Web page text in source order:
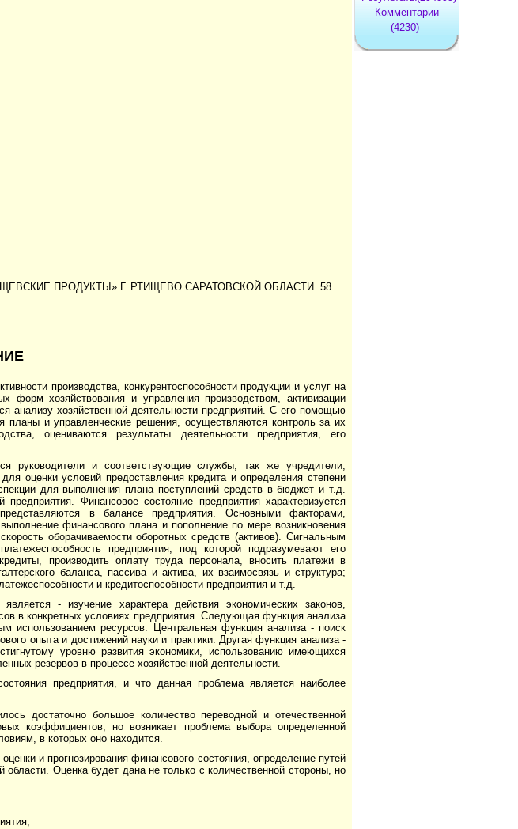
ПРОДУКТЫ» Г. РТИЩЕВО САРАТОВСКОЙ ОБЛАСТИ. 58
производства, конкурентоспособности продукции и услуг на
форм хозяйствования и управления производством, активизации
анализу хозяйственной деятельности предприятий. С его помощью
планы и управленческие решения, осуществляются контроль за их
оцениваются результаты деятельности предприятия, его
руководители и соответствующие службы, так же учредители,
оценки условий предоставления кредита и определения степени
для выполнения плана поступлений средств в бюджет и т.д.
Финансовое состояние предприятия характеризуется
в балансе предприятия. Основными факторами,
финансового плана и пополнение по мере возникновения
оборачиваемости оборотных средств (активов). Сигнальным
предприятия, под которой подразумевают его
производить оплату труда персонала, вносить платежи в
баланса, пассива и актива, их взаимосвязь и структура;
и кредитоспособности предприятия и т.д.
- изучение характера действия экономических законов,
в конкретных условиях предприятия. Следующая функция анализа
использованием ресурсов. Центральная функция анализа - поиск
опыта и достижений науки и практики. Другая функция анализа -
уровню развития экономики, использованию имеющихся
резервов в процессе хозяйственной деятельности.
предприятия, и что данная проблема является наиболее
достаточно большое количество переводной и отечественной
коэффициентов, но возникает проблема выбора определенной
в которых оно находится.
и прогнозирования финансового состояния, определение путей
Оценка будет дана не только с количественной стороны, но
Комментарии
(4230)